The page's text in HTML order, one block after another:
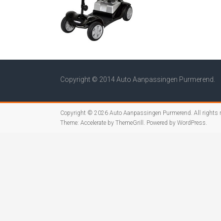
Copyright © 2014 Auto Aanpassingen Purmerend.
Copyright © 2026 Auto Aanpassingen Purmerend. All rights
Theme: Accelerate by ThemeGrill. Powered by WordPress.